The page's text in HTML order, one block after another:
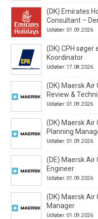
(DK) Emirates
Consultant –
Udløber: 01.09.2026
(DK) CPH
Koordinator
Udløber: 17.08.2026
(DK) Maersk Air
Review &
Udløber: 01.09.2026
(DK) Maersk Air
Planning
Udløber: 01.09.2026
(DE) Maersk
Engineer
Udløber: 01.09.2026
(DK) Maersk Air
Manager
Udløber: 01.09.2026